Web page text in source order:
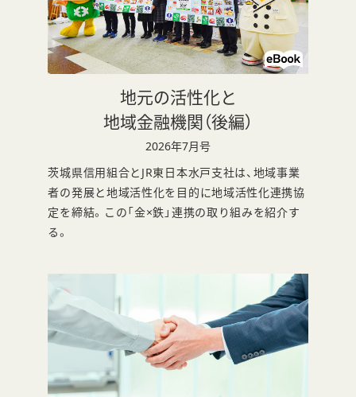
地元の活性化と
地域金融機関（後編）
ィ
ン
ド
開
き
ま
す
2026年7月号
茨城県信用組合とJR東日本水戸支社は、地域事業
者の発展と地域活性化を目的に地域活性化連携協
定を締結。この「金×鉄」連携の取り組みを紹介す
る。